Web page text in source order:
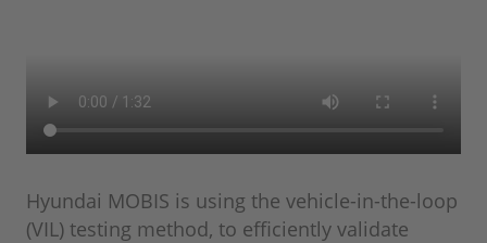
Hyundai MOBIS is using the vehicle-in-the-loop
(VIL) testing method, to efficiently validate